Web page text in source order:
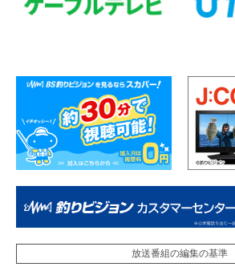
放送番組の編集の基準